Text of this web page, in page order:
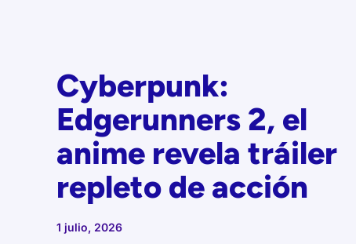
Cyberpunk:
Edgerunners 2, el
anime revela tráiler
repleto de acción
1 julio, 2026